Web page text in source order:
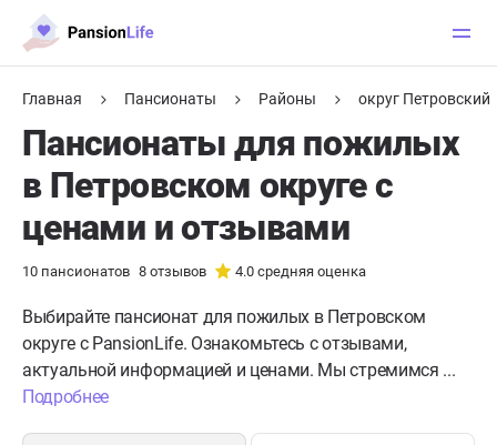
Главная Пансионаты Районы округ Петровский
Пансионаты для пожилых
в Петровском округе с
ценами и отзывами
10 пансионатов 8 отзывов 4.0 средняя оценка
Выбирайте пансионат для пожилых в Петровском
округе с PansionLife. Ознакомьтесь с отзывами,
актуальной информацией и ценами. Мы стремимся ...
Подробнее